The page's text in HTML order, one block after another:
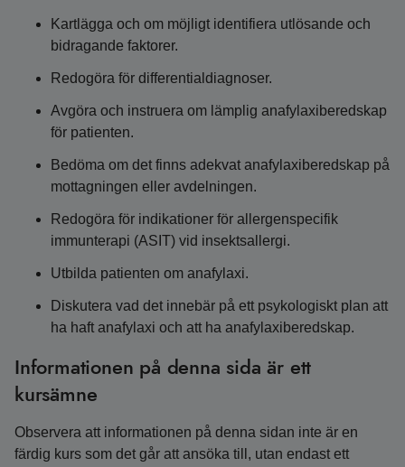
Kartlägga och om möjligt identifiera utlösande och
bidragande faktorer.
Redogöra för differentialdiagnoser.
Avgöra och instruera om lämplig anafylaxiberedskap
för patienten.
Bedöma om det finns adekvat anafylaxiberedskap på
mottagningen eller avdelningen.
Redogöra för indikationer för allergenspecifik
immunterapi (ASIT) vid insektsallergi.
Utbilda patienten om anafylaxi.
Diskutera vad det innebär på ett psykologiskt plan att
ha haft anafylaxi och att ha anafylaxiberedskap.
Informationen på denna sida är ett
kursämne
Observera att informationen på denna sidan inte är en
färdig kurs som det går att ansöka till, utan endast ett